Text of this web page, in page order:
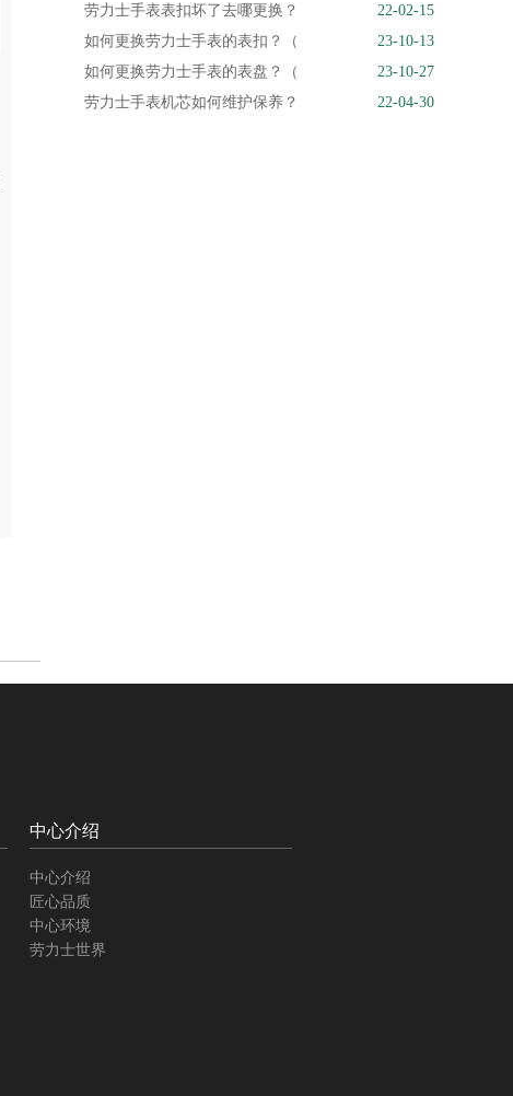
劳力士手表表扣坏了去哪更换？
22-02-15
如何更换劳力士手表的表扣？（
23-10-13
如何更换劳力士手表的表盘？（
23-10-27
劳力士手表机芯如何维护保养？
22-04-30
中心介绍
中心介绍
匠心品质
中心环境
劳力士世界